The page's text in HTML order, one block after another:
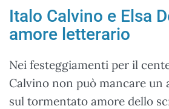
Italo Calvino e Elsa
amore letterario
Nei festeggiamenti per il
Calvino non può mancare
sul tormentato amore dello